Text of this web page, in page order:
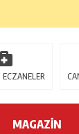
MAGAZİN